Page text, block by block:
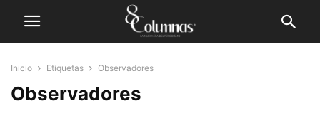
Inicio Etiquetas Observadores
Observadores